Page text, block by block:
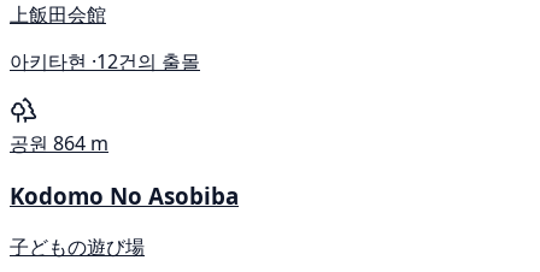
上飯田会館
아키타현 ·12건의 출몰
공원 864 m
Kodomo No Asobiba
子どもの遊び場